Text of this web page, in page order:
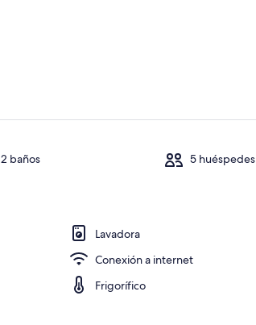
2 baños 5 huéspedes
Lavadora
Conexión a internet
Frigorífico